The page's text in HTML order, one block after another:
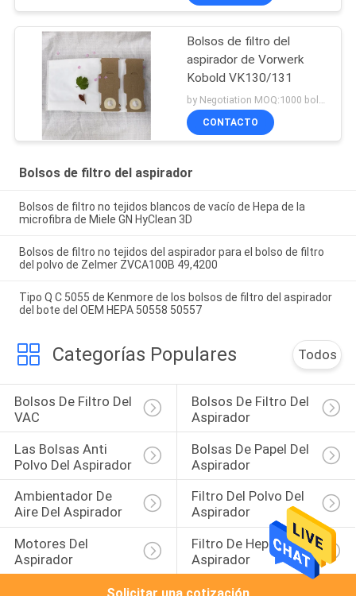
Bolsos de filtro del
aspirador de Vorwerk
Kobold VK130/131
by Negotiation MOQ:1000 bolsos/bolsos
CONTACTO
Bolsos de filtro del aspirador
Bolsos de filtro no tejidos blancos de vacío de Hepa de la
microfibra de Miele GN HyClean 3D
Bolsos de filtro no tejidos del aspirador para el bolso de filtro
del polvo de Zelmer ZVCA100B 49,4200
Tipo Q C 5055 de Kenmore de los bolsos de filtro del aspirador
del bote del OEM HEPA 50558 50557
Categorías Populares Todos
Bolsos De Filtro Del
VAC
Bolsos De Filtro Del
Aspirador
Las Bolsas Anti
Polvo Del Aspirador
Bolsas De Papel Del
Aspirador
Ambientador De
Aire Del Aspirador
Filtro Del Polvo Del
Aspirador
Motores Del
Aspirador
Filtro De Hepa Del
Aspirador